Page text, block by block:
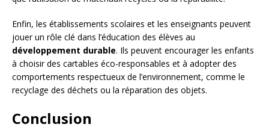
Enfin, les établissements scolaires et les enseignants peuvent
jouer un rôle clé dans l’éducation des élèves au
développement durable. Ils peuvent encourager les enfants
à choisir des cartables éco-responsables et à adopter des
comportements respectueux de l’environnement, comme le
recyclage des déchets ou la réparation des objets.
Conclusion